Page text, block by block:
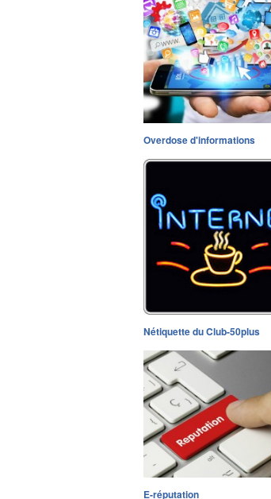
Overdose d'informations
Nétiquette du Club-50plus
E-réputation